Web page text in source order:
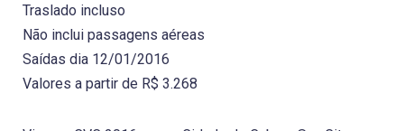
Traslado incluso
Não inclui passagens aéreas
Saídas dia 12/01/2016
Valores a partir de R$ 3.268